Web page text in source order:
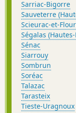
Sarriac-Bigorre
Sauveterre
Scieurac-et-
Ségalas
Sénac
Siarrouy
Sombrun
Soréac
Talazac
Tarasteix
Tieste-Uragnoux